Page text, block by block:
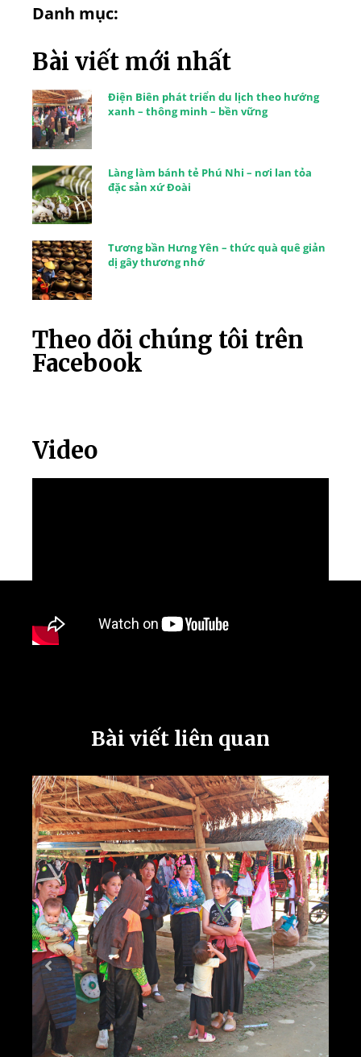
Danh mục:
Bài viết mới nhất
Điện Biên phát triển du lịch theo hướng
xanh – thông minh – bền vững
Làng làm bánh tẻ Phú Nhi – nơi lan tỏa
đặc sản xứ Đoài
Tương bần Hưng Yên – thức quà quê giản
dị gây thương nhớ
Theo dõi chúng tôi trên
Facebook
Video
Bài viết liên quan